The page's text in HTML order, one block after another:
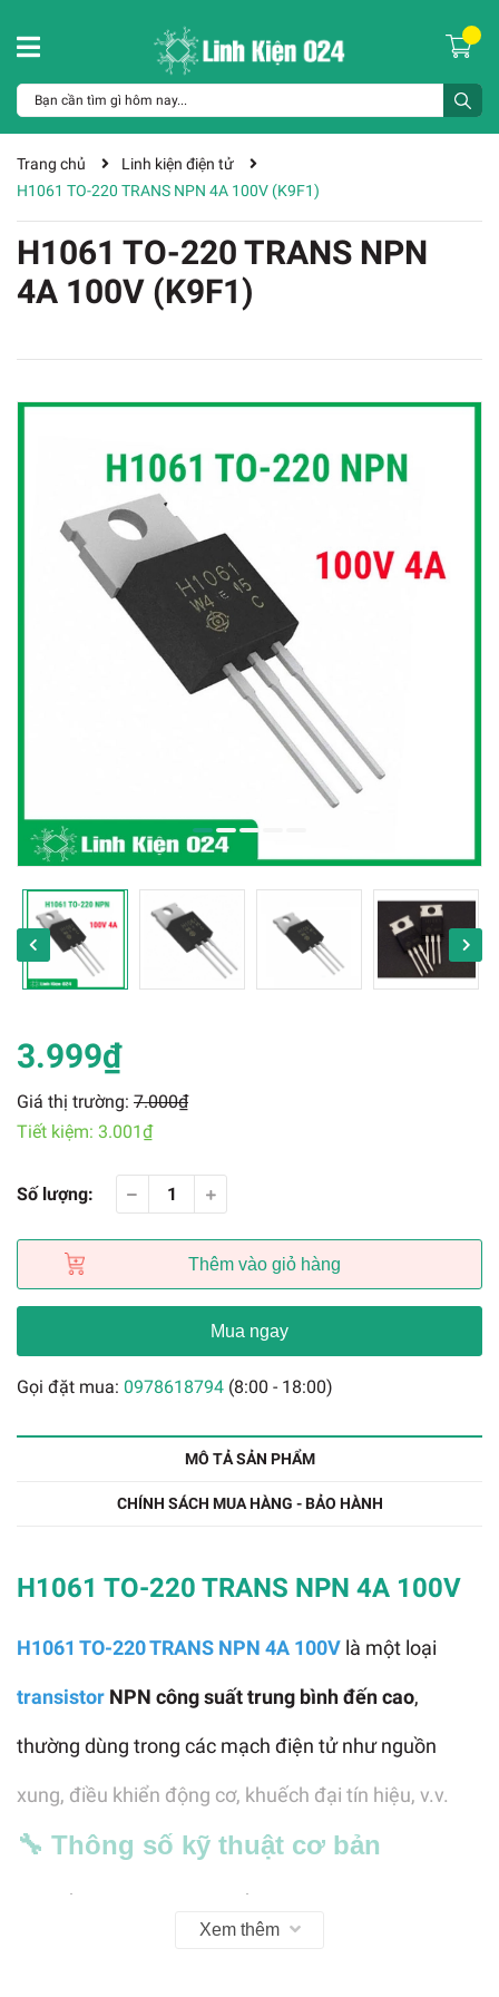
Trang chủ
Linh kiện điện tử
H1061 TO-220 TRANS NPN 4A 100V (K9F1)
H1061 TO-220 TRANS NPN
4A 100V (K9F1)
3.999₫
Giá thị trường: 7.000₫
Tiết kiệm: 3.001₫
Số lượng:
Thêm vào giỏ hàng
Mua ngay
Gọi đặt mua: 0978618794 (8:00 - 18:00)
MÔ TẢ SẢN PHẨM
CHÍNH SÁCH MUA HÀNG - BẢO HÀNH
H1061 TO-220 TRANS NPN 4A 100V
H1061 TO-220 TRANS NPN 4A 100V là một loại
transistor NPN công suất trung bình đến cao,
thường dùng trong các mạch điện tử như nguồn
xung, điều khiển động cơ, khuếch đại tín hiệu, v.v.
🔧 Thông số kỹ thuật cơ bản
Loại: NPN Power Transistor
Xem thêm